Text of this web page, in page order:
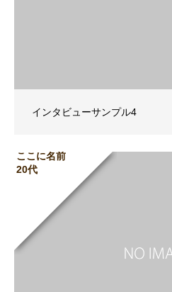
インタビューサンプル4
ここに名前
20代